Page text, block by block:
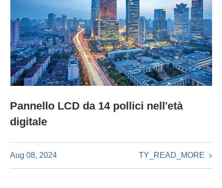
Pannello LCD da 14 pollici nell'età
digitale
Aug 08, 2024 TY_READ_MORE